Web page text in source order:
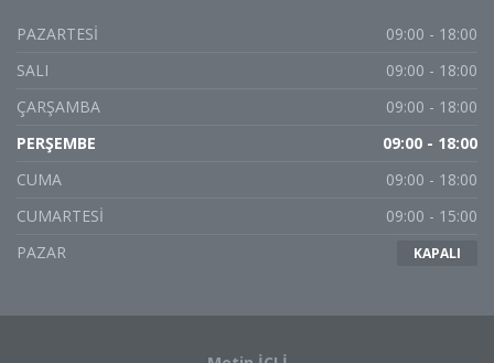
PAZARTESİ
09:00 - 18:00
SALI
09:00 - 18:00
ÇARŞAMBA
09:00 - 18:00
PERŞEMBE
09:00 - 18:00
CUMA
09:00 - 18:00
CUMARTESİ
09:00 - 15:00
PAZAR
KAPALI